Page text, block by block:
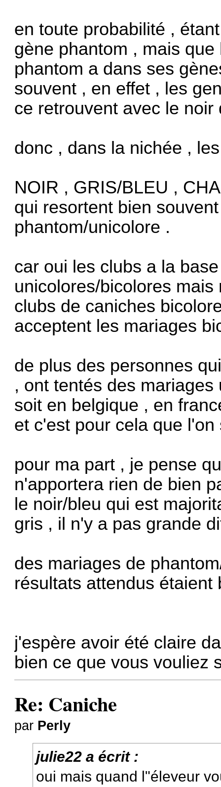
en toute probabilité ,
gène phantom , mais
phantom a dans ses
souvent , en effet , les
ce retrouvent avec le noir
donc , dans la nichée ,
NOIR , GRIS/BLEU ,
qui resortent bien
phantom/unicolore .
car oui les clubs a la
unicolores/bicolores
clubs de caniches
acceptent les mariages
de plus des personnes
, ont tentés des
soit en belgique , en
et c'est pour cela que
pour ma part , je pense
n'apportera rien de bien
le noir/bleu qui est
gris , il n'y a pas grande
des mariages de
résultats attendus
j'espère avoir été claire
bien ce que vous vouliez
Re: Caniche
par Perly
julie22 a écrit :
oui mais quand l"éleveur